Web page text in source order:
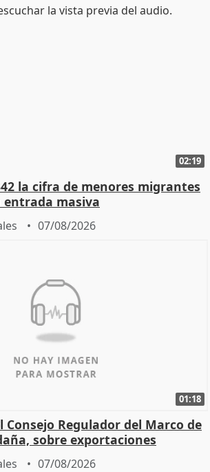
02:19
la cifra de menores migrantes
masiva
07/08/2026
01:18
Consejo Regulador del Marco de
sobre exportaciones
07/08/2026